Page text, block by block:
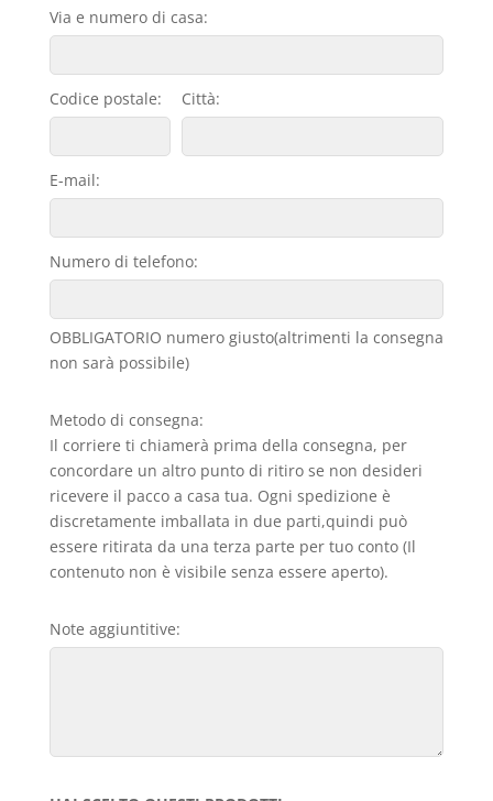
Via e numero di casa:
Codice postale: Città:
E-mail:
Numero di telefono:
OBBLIGATORIO numero giusto(altrimenti la consegna
non sarà possibile)
Metodo di consegna:
Il corriere ti chiamerà prima della consegna, per
concordare un altro punto di ritiro se non desideri
ricevere il pacco a casa tua. Ogni spedizione è
discretamente imballata in due parti,quindi può
essere ritirata da una terza parte per tuo conto (Il
contenuto non è visibile senza essere aperto).
Note aggiuntitive: